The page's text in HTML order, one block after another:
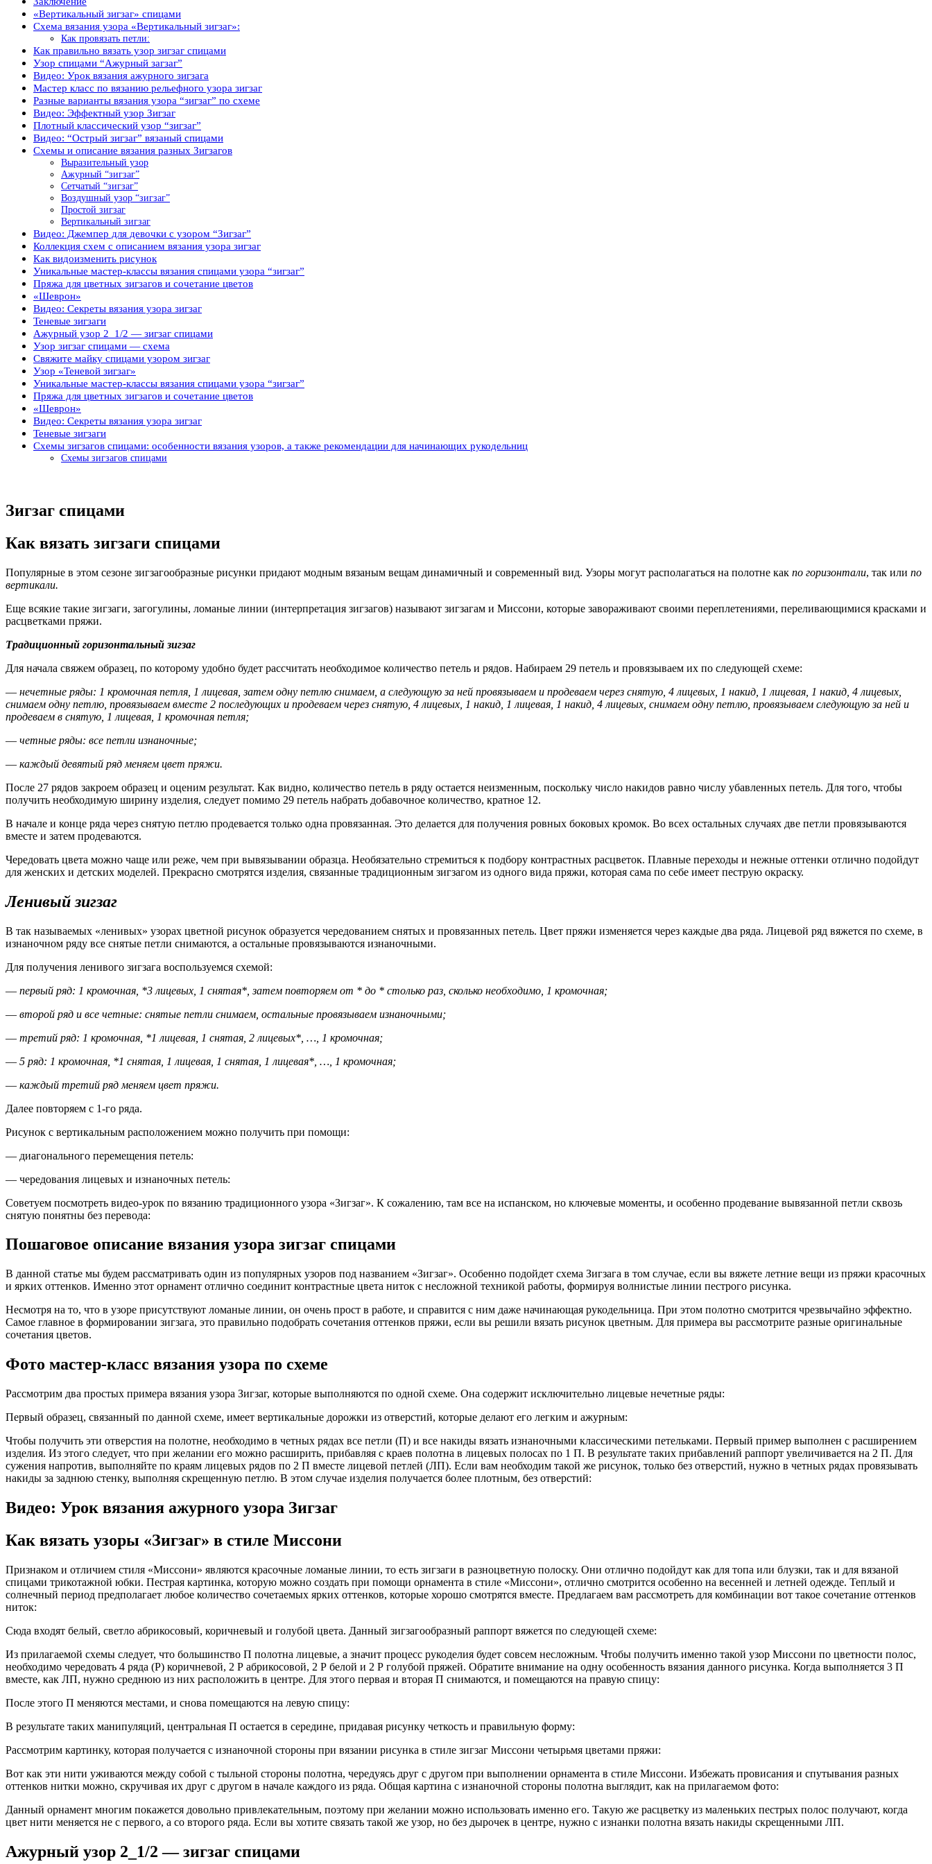
«Вертикальный зигзаг» спицами
Схема вязания узора «Вертикальный зигзаг»:
Как провязать петли:
Как правильно вязать узор зигзаг спицами
Узор спицами “Ажурный загзаг”
Видео: Урок вязания ажурного зигзага
Мастер класс по вязанию рельефного узора зигзаг
Разные варианты вязания узора “зигзаг” по схеме
Видео: Эффектный узор Зигзаг
Плотный классический узор “зигзаг”
Видео: “Острый зигзаг” вязаный спицами
Схемы и описание вязания разных Зигзагов
Выразительный узор
Ажурный “зигзаг”
Сетчатый “зигзаг”
Воздушный узор “зигзаг”
Простой зигзаг
Вертикальный зигзаг
Видео: Джемпер для девочки с узором “Зигзаг”
Коллекция схем с описанием вязания узора зигзаг
Как видоизменить рисунок
Уникальные мастер-классы вязания спицами узора “зигзаг”
Пряжа для цветных зигзагов и сочетание цветов
«Шеврон»
Видео: Секреты вязания узора зигзаг
Теневые зигзаги
Ажурный узор 2_1/2 — зигзаг спицами
Узор зигзаг спицами — схема
Свяжите майку спицами узором зигзаг
Узор «Теневой зигзаг»
Уникальные мастер-классы вязания спицами узора “зигзаг”
Пряжа для цветных зигзагов и сочетание цветов
«Шеврон»
Видео: Секреты вязания узора зигзаг
Теневые зигзаги
Схемы зигзагов спицами: особенности вязания узоров, а также рекомендации для начинающих рукодельниц
Схемы зигзагов спицами
Зигзаг спицами
Как вязать зигзаги спицами
Популярные в этом сезоне зигзагообразные рисунки придают модным вязаным вещам динамичный и современный вид. Узоры могут располагаться на полотне как по горизонтали, так или по
вертикали.
Еще всякие такие зигзаги, загогулины, ломаные линии (интерпретация зигзагов) называют зигзагам и Миссони, которые завораживают своими переплетениями, переливающимися красками и
расцветками пряжи.
Традиционный горизонтальный зигзаг
Для начала свяжем образец, по которому удобно будет рассчитать необходимое количество петель и рядов. Набираем 29 петель и провязываем их по следующей схеме:
— нечетные ряды: 1 кромочная петля, 1 лицевая, затем одну петлю снимаем, а следующую за ней провязываем и продеваем через снятую, 4 лицевых, 1 накид, 1 лицевая, 1 накид, 4 лицевых,
снимаем одну петлю, провязываем вместе 2 последующих и продеваем через снятую, 4 лицевых, 1 накид, 1 лицевая, 1 накид, 4 лицевых, снимаем одну петлю, провязываем следующую за ней и
продеваем в снятую, 1 лицевая, 1 кромочная петля;
— четные ряды: все петли изнаночные;
— каждый девятый ряд меняем цвет пряжи.
После 27 рядов закроем образец и оценим результат. Как видно, количество петель в ряду остается неизменным, поскольку число накидов равно числу убавленных петель. Для того, чтобы
получить необходимую ширину изделия, следует помимо 29 петель набрать добавочное количество, кратное 12.
В начале и конце ряда через снятую петлю продевается только одна провязанная. Это делается для получения ровных боковых кромок. Во всех остальных случаях две петли провязываются
вместе и затем продеваются.
Чередовать цвета можно чаще или реже, чем при вывязывании образца. Необязательно стремиться к подбору контрастных расцветок. Плавные переходы и нежные оттенки отлично подойдут
для женских и детских моделей. Прекрасно смотрятся изделия, связанные традиционным зигзагом из одного вида пряжи, которая сама по себе имеет пеструю окраску.
Ленивый зигзаг
В так называемых «ленивых» узорах цветной рисунок образуется чередованием снятых и провязанных петель. Цвет пряжи изменяется через каждые два ряда. Лицевой ряд вяжется по схеме, в
изнаночном ряду все снятые петли снимаются, а остальные провязываются изнаночными.
Для получения ленивого зигзага воспользуемся схемой:
— первый ряд: 1 кромочная, *3 лицевых, 1 снятая*, затем повторяем от * до * столько раз, сколько необходимо, 1 кромочная;
— второй ряд и все четные: снятые петли снимаем, остальные провязываем изнаночными;
— третий ряд: 1 кромочная, *1 лицевая, 1 снятая, 2 лицевых*, …, 1 кромочная;
— 5 ряд: 1 кромочная, *1 снятая, 1 лицевая, 1 снятая, 1 лицевая*, …, 1 кромочная;
— каждый третий ряд меняем цвет пряжи.
Далее повторяем с 1-го ряда.
Рисунок с вертикальным расположением можно получить при помощи:
— диагонального перемещения петель:
— чередования лицевых и изнаночных петель:
Советуем посмотреть видео-урок по вязанию традиционного узора «Зигзаг». К сожалению, там все на испанском, но ключевые моменты, и особенно продевание вывязанной петли сквозь
снятую понятны без перевода:
Пошаговое описание вязания узора зигзаг спицами
В данной статье мы будем рассматривать один из популярных узоров под названием «Зигзаг». Особенно подойдет схема Зигзага в том случае, если вы вяжете летние вещи из пряжи красочных
и ярких оттенков. Именно этот орнамент отлично соединит контрастные цвета ниток с несложной техникой работы, формируя волнистые линии пестрого рисунка.
Несмотря на то, что в узоре присутствуют ломаные линии, он очень прост в работе, и справится с ним даже начинающая рукодельница. При этом полотно смотрится чрезвычайно эффектно.
Самое главное в формировании зигзага, это правильно подобрать сочетания оттенков пряжи, если вы решили вязать рисунок цветным. Для примера вы рассмотрите разные оригинальные
сочетания цветов.
Фото мастер-класс вязания узора по схеме
Рассмотрим два простых примера вязания узора Зигзаг, которые выполняются по одной схеме. Она содержит исключительно лицевые нечетные ряды:
Первый образец, связанный по данной схеме, имеет вертикальные дорожки из отверстий, которые делают его легким и ажурным:
Чтобы получить эти отверстия на полотне, необходимо в четных рядах все петли (П) и все накиды вязать изнаночными классическими петельками. Первый пример выполнен с расширением
изделия. Из этого следует, что при желании его можно расширить, прибавляя с краев полотна в лицевых полосах по 1 П. В результате таких прибавлений раппорт увеличивается на 2 П. Для
сужения напротив, выполняйте по краям лицевых рядов по 2 П вместе лицевой петлей (ЛП). Если вам необходим такой же рисунок, только без отверстий, нужно в четных рядах провязывать
накиды за заднюю стенку, выполняя скрещенную петлю. В этом случае изделия получается более плотным, без отверстий:
Видео: Урок вязания ажурного узора Зигзаг
Как вязать узоры «Зигзаг» в стиле Миссони
Признаком и отличием стиля «Миссони» являются красочные ломаные линии, то есть зигзаги в разноцветную полоску. Они отлично подойдут как для топа или блузки, так и для вязаной
спицами трикотажной юбки. Пестрая картинка, которую можно создать при помощи орнамента в стиле «Миссони», отлично смотрится особенно на весенней и летней одежде. Теплый и
солнечный период предполагает любое количество сочетаемых ярких оттенков, которые хорошо смотрятся вместе. Предлагаем вам рассмотреть для комбинации вот такое сочетание оттенков
ниток:
Сюда входят белый, светло абрикосовый, коричневый и голубой цвета. Данный зигзагообразный раппорт вяжется по следующей схеме:
Из прилагаемой схемы следует, что большинство П полотна лицевые, а значит процесс рукоделия будет совсем несложным. Чтобы получить именно такой узор Миссони по цветности полос,
необходимо чередовать 4 ряда (Р) коричневой, 2 Р абрикосовой, 2 Р белой и 2 Р голубой пряжей. Обратите внимание на одну особенность вязания данного рисунка. Когда выполняется 3 П
вместе, как ЛП, нужно среднюю из них расположить в центре. Для этого первая и вторая П снимаются, и помещаются на правую спицу:
После этого П меняются местами, и снова помещаются на левую спицу:
В результате таких манипуляций, центральная П остается в середине, придавая рисунку четкость и правильную форму:
Рассмотрим картинку, которая получается с изнаночной стороны при вязании рисунка в стиле зигзаг Миссони четырьмя цветами пряжи:
Вот как эти нити уживаются между собой с тыльной стороны полотна, чередуясь друг с другом при выполнении орнамента в стиле Миссони. Избежать провисания и спутывания разных
оттенков нитки можно, скручивая их друг с другом в начале каждого из ряда. Общая картина с изнаночной стороны полотна выглядит, как на прилагаемом фото:
Данный орнамент многим покажется довольно привлекательным, поэтому при желании можно использовать именно его. Такую же расцветку из маленьких пестрых полос получают, когда
цвет нити меняется не с первого, а со второго ряда. Если вы хотите связать такой же узор, но без дырочек в центре, нужно с изнанки полотна вязать накиды скрещенными ЛП.
Ажурный узор 2_1/2 — зигзаг спицами